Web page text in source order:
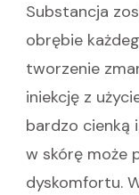
Substancja
obrębie
tworzenie
iniekcję z
bardzo cienką
w skórę może
dyskomfortu.